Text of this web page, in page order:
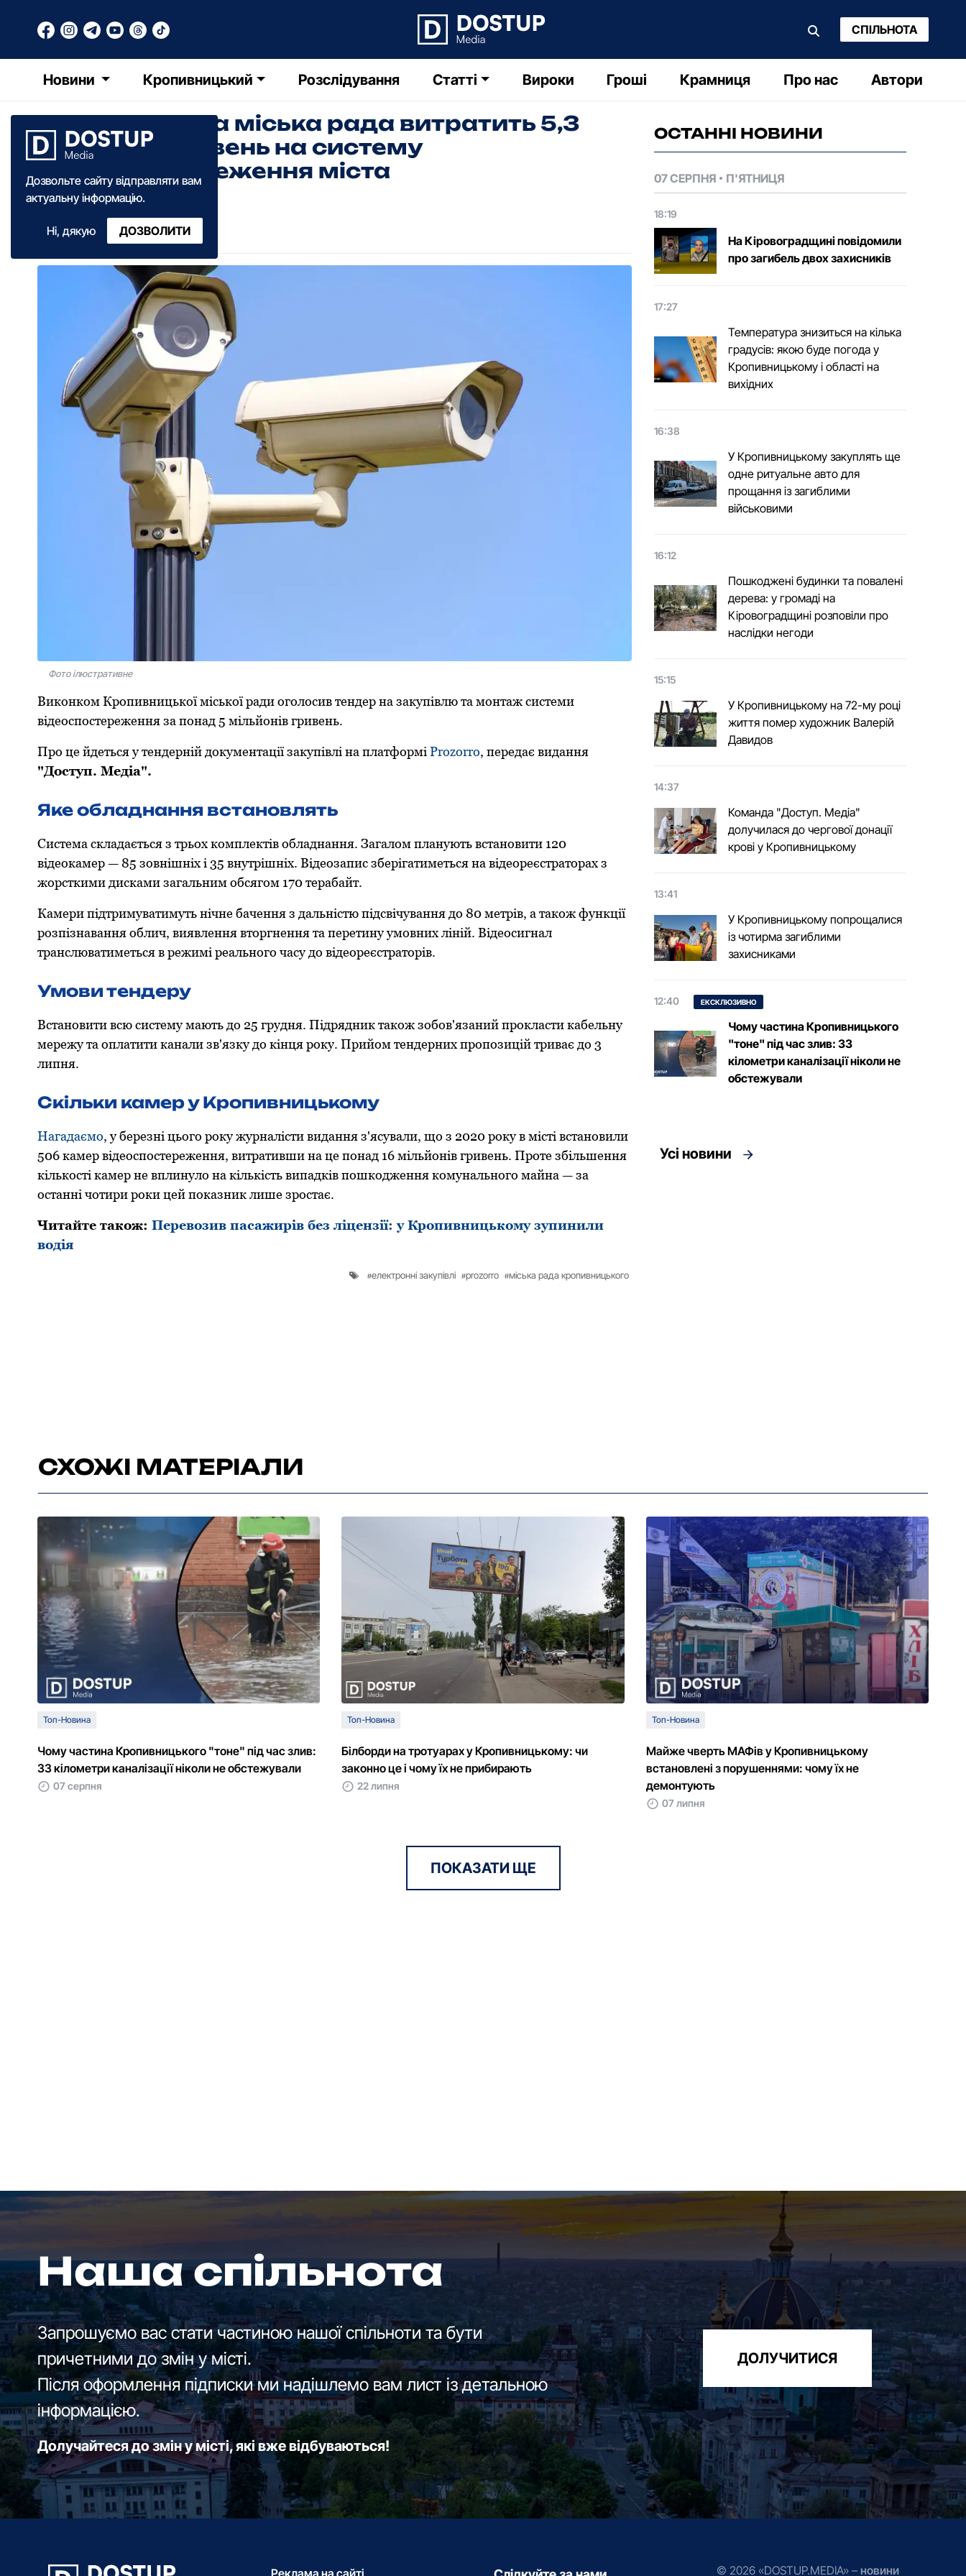
СПІЛЬНОТА
Новини Кропивницький Розслідування Статті Вироки Гроші Крамниця Про нас Автори
Дозвольте сайту відправляти вам
актуальну інформацію.
Ні, дякую ДОЗВОЛИТИ
Кропивницька міська рада витратить 5,3
мільйона гривень на систему
відеоспостереження міста
01 липня ·2026
Фото ілюстративне
Виконком Кропивницької міської ради оголосив тендер на закупівлю та монтаж системи
відеоспостереження за понад 5 мільйонів гривень.
Про це йдеться у тендерній документації закупівлі на платформіProzorro, передає видання
"Доступ. Медіа".
Яке обладнання встановлять
Система складається з трьох комплектів обладнання. Загалом планують встановити 120
відеокамер — 85 зовнішніх і 35 внутрішніх. Відеозапис зберігатиметься на відеореєстраторах з
жорсткими дисками загальним обсягом 170 терабайт.
Камери підтримуватимуть нічне бачення з дальністю підсвічування до 80 метрів, а також функції
розпізнавання облич, виявлення вторгнення та перетину умовних ліній. Відеосигнал
транслюватиметься в режимі реального часу до відеореєстраторів.
Умови тендеру
Встановити всю систему мають до 25 грудня. Підрядник також зобов'язаний прокласти кабельну
мережу та оплатити канали зв'язку до кінця року. Прийом тендерних пропозицій триває до 3
липня.
Скільки камер у Кропивницькому
Нагадаємо, у березні цього року журналісти видання з'ясували, що з 2020 року в місті встановили
506 камер відеоспостереження, витративши на це понад 16 мільйонів гривень. Проте збільшення
кількості камер не вплинуло на кількість випадків пошкодження комунального майна — за
останні чотири роки цей показник лише зростає.
Читайте також: Перевoзив пасажирів без ліцензії: у Крoпивницькoму зупинили
вoдія
електронні закупівлі prozorro міська рада кропивницького
ОСТАННІ НОВИНИ
07 СЕРПНЯ П'ЯТНИЦЯ
18:19
На Кіровоградщині повідомили
про загибель двох захисників
17:27
Температура знизиться на кілька
градусів: якою буде погода у
Кропивницькому і області на
вихідних
16:38
У Кропивницькому закуплять ще
одне ритуальне авто для
прощання із загиблими
військовими
16:12
Пошкоджені будинки та повалені
дерева: у громаді на
Кіровоградщині розповіли про
наслідки негоди
15:15
У Кропивницькому на 72-му році
життя помер художник Валерій
Давидов
14:37
Команда "Доступ. Медіа"
долучилася до чергової донації
крові у Кропивницькому
13:41
У Кропивницькому попрощалися
із чотирма загиблими
захисниками
12:40 ЕКСКЛЮЗИВНО
Чому частина Кропивницького
"тоне" під час злив: 33
кілометри каналізації ніколи не
обстежували
Усі новини
СХОЖІ МАТЕРІАЛИ
Топ-Новина
Чому частина Кропивницького "тоне" під час злив:
33 кілометри каналізації ніколи не обстежували
07 серпня
Топ-Новина
Білборди на тротуарах у Кропивницькому: чи
законно це і чому їх не прибирають
22 липня
Топ-Новина
Майже чверть МАФів у Кропивницькому
встановлені з порушеннями: чому їх не
демонтують
07 липня
ПОКАЗАТИ ЩЕ
Наша спільнота
Запрошуємо вас стати частиною нашої спільноти та бути
причетними до змін у місті.
Після оформлення підписки ми надішлемо вам лист із детальною
інформацією.
Долучайтеся до змін у місті, які вже відбуваються!
ДОЛУЧИТИСЯ
Реклама на сайті © 2026 «DOSTUP.MEDIA» – новини